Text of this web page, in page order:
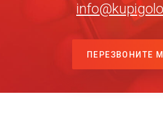
ПЕРЕЗВОНИТЕ